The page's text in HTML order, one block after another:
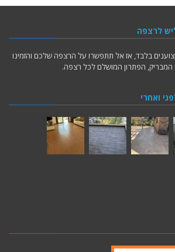
לרצפה
בלבד, אז אל תתפשרו על הרצפה שלכם והזמינו
המבריק, הפתרון המושלם לכל רצפה.
ואחרי